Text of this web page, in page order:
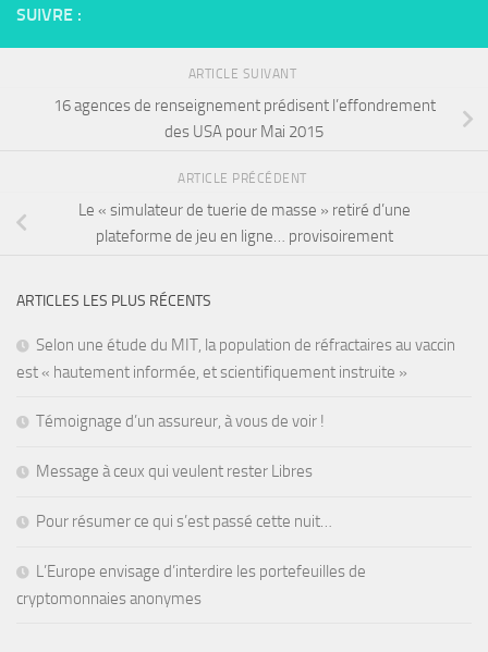
SUIVRE :
ARTICLE SUIVANT
16 agences de renseignement prédisent l’effondrement
des USA pour Mai 2015
ARTICLE PRÉCÉDENT
Le « simulateur de tuerie de masse » retiré d’une
plateforme de jeu en ligne… provisoirement
ARTICLES LES PLUS RÉCENTS
Selon une étude du MIT, la population de réfractaires au vaccin
est « hautement informée, et scientifiquement instruite »
Témoignage d’un assureur, à vous de voir !
Message à ceux qui veulent rester Libres
Pour résumer ce qui s’est passé cette nuit…
L’Europe envisage d’interdire les portefeuilles de
cryptomonnaies anonymes